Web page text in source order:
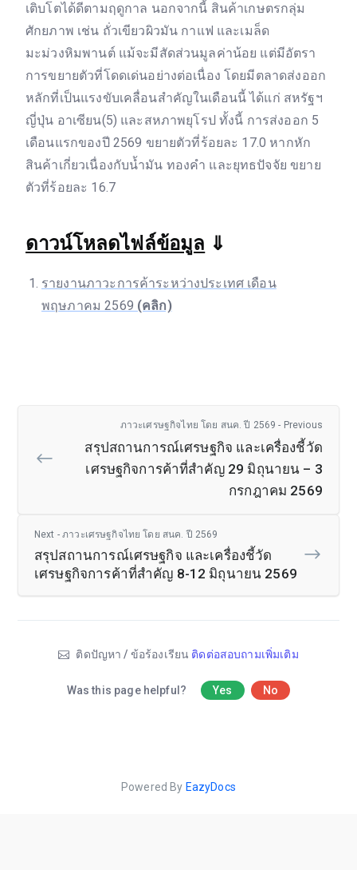
เติบโตได้ดีตามฤดูกาล นอกจากนี้ สินค้าเกษตรกลุ่ม
ศักยภาพ เช่น ถั่วเขียวผิวมัน กาแฟ และเมล็ด
มะม่วงหิมพานต์ แม้จะมีสัดส่วนมูลค่าน้อย แต่มีอัตรา
การขยายตัวที่โดดเด่นอย่างต่อเนื่อง โดยมีตลาดส่งออก
หลักที่เป็นแรงขับเคลื่อนสำคัญในเดือนนี้ ได้แก่ สหรัฐฯ
ญี่ปุ่น อาเซียน(5) และสหภาพยุโรป ทั้งนี้ การส่งออก 5
เดือนแรกของปี 2569 ขยายตัวที่ร้อยละ 17.0 หากหัก
สินค้าเกี่ยวเนื่องกับน้ำมัน ทองคำ และยุทธปัจจัย ขยาย
ตัวที่ร้อยละ 16.7
ดาวน์โหลดไฟล์ข้อมูล ⇓
รายงานภาวะการค้าระหว่างประเทศ เดือน
พฤษภาคม 2569 (คลิก)
ภาวะเศรษฐกิจไทย โดย สนค. ปี 2569 - Previous
สรุปสถานการณ์เศรษฐกิจ และเครื่องชี้วัด
เศรษฐกิจการค้าที่สำคัญ 29 มิถุนายน – 3
กรกฎาคม 2569
Next - ภาวะเศรษฐกิจไทย โดย สนค. ปี 2569
สรุปสถานการณ์เศรษฐกิจ และเครื่องชี้วัด
เศรษฐกิจการค้าที่สำคัญ 8-12 มิถุนายน 2569
ติดปัญหา / ข้อร้องเรียน ติดต่อสอบถามเพิ่มเติม
Was this page helpful? Yes No
Powered By EazyDocs